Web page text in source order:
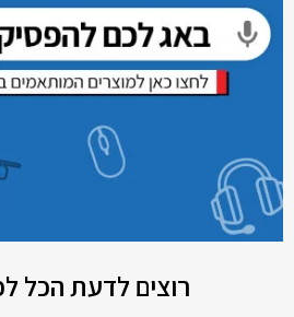
רוצים לדעת הכל